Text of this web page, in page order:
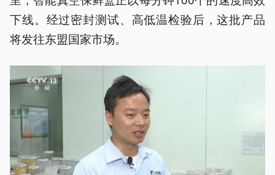
下线。经过密封测试、高低温检验后，这批产品
将发往东盟国家市场。